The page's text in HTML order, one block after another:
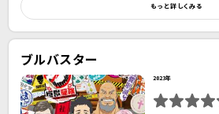
もっと詳しくみる
ブルバスター
2023年